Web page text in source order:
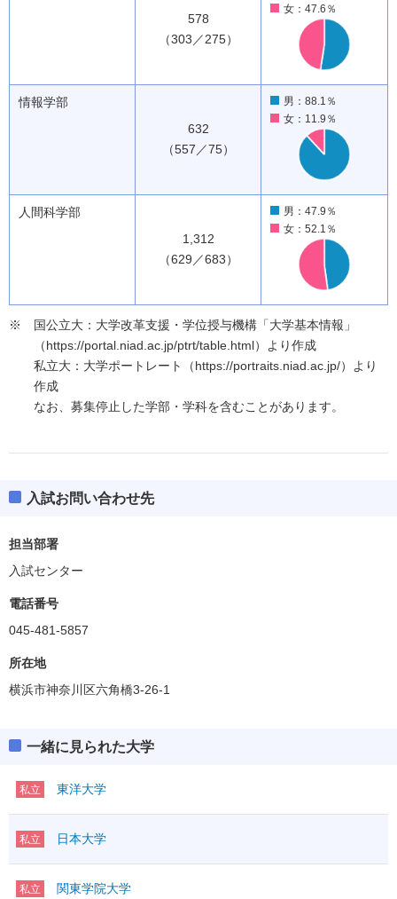
578
（303／275）
女：47.6％
情報学部
632
（557／75）
男：88.1％
女：11.9％
人間科学部
1,312
（629／683）
男：47.9％
女：52.1％
国公立大：大学改革支援・学位授与機構「大学基本情報」
（https://portal.niad.ac.jp/ptrt/table.html）より作成
私立大：大学ポートレート（https://portraits.niad.ac.jp/）より
作成
なお、募集停止した学部・学科を含むことがあります。
入試お問い合わせ先
担当部署
入試センター
電話番号
045-481-5857
所在地
横浜市神奈川区六角橋3-26-1
一緒に見られた大学
私立 東洋大学
私立 日本大学
私立 関東学院大学